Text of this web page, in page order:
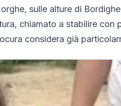
sulle alture di
chiamato a stabilire con
considera già